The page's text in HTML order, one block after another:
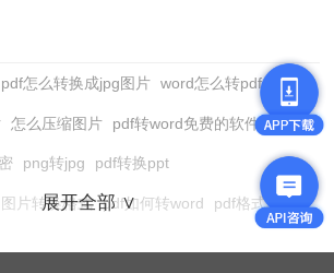
pdf怎么转换成jpg图片 word怎么转pdf
怎么压缩图片 pdf转word免费的软件
png转jpg pdf转换ppt
图片转换格式 pdf如何转word pdf格式转换
展开全部 ∨